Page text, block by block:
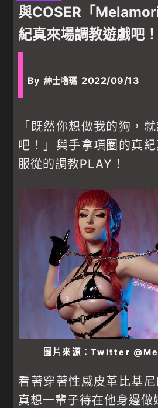
Warning : Undefined array key "" in/var/
content/plugins/oxygen/component-
framework/components/classes/code-
eval()'d codeon line55
/var/www/wordpress/wp-content/
framework/components/classes/code-
eval()'d code
戲吧！
與COSER「
紀真來場調教遊戲吧！
By 紳士嚕瑪 2022/09/13
「既然你想做我的狗，
吧！」與手拿項圈的真
服從的調教PLAY！
圖片來源：Twitter
看著穿著性感皮革比基尼
真想一輩子待在他身邊做